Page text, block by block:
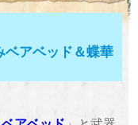
ベアベッド＆蝶華